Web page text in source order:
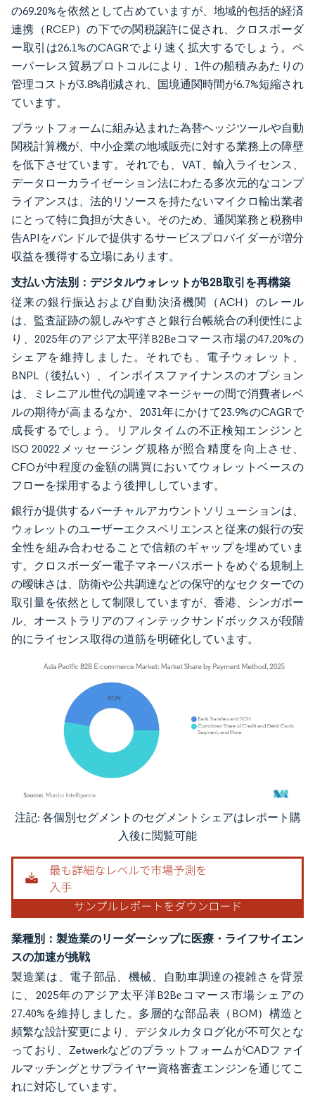
の69.20%を依然として占めていますが、地域的包括的経済
連携（RCEP）の下での関税譲許に促され、クロスボーダ
ー取引は26.1%のCAGRでより速く拡大するでしょう。ペ
ーパーレス貿易プロトコルにより、1件の船積みあたりの
管理コストが3.8%削減され、国境通関時間が6.7%短縮され
ています。
プラットフォームに組み込まれた為替ヘッジツールや自動
関税計算機が、中小企業の地域販売に対する業務上の障壁
を低下させています。それでも、VAT、輸入ライセンス、
データローカライゼーション法にわたる多次元的なコンプ
ライアンスは、法的リソースを持たないマイクロ輸出業者
にとって特に負担が大きい。そのため、通関業務と税務申
告APIをバンドルで提供するサービスプロバイダーが増分
収益を獲得する立場にあります。
支払い方法別：デジタルウォレットがB2B取引を再構築
従来の銀行振込および自動決済機関（ACH）のレール
は、監査証跡の親しみやすさと銀行台帳統合の利便性によ
り、2025年のアジア太平洋B2Bеコマース市場の47.20%の
シェアを維持しました。それでも、電子ウォレット、
BNPL（後払い）、インボイスファイナンスのオプション
は、ミレニアル世代の調達マネージャーの間で消費者レベ
ルの期待が高まるなか、2031年にかけて23.9%のCAGRで
成長するでしょう。リアルタイムの不正検知エンジンと
ISO 20022メッセージング規格が照合精度を向上させ、
CFOが中程度の金額の購買においてウォレットベースの
フローを採用するよう後押ししています。
銀行が提供するバーチャルアカウントソリューションは、
ウォレットのユーザーエクスペリエンスと従来の銀行の安
全性を組み合わせることで信頼のギャップを埋めていま
す。クロスボーダー電子マネーパスポートをめぐる規制上
の曖昧さは、防衛や公共調達などの保守的なセクターでの
取引量を依然として制限していますが、香港、シンガポー
ル、オーストラリアのフィンテックサンドボックスが段階
的にライセンス取得の道筋を明確化しています。
画像 © Mordor Intelligence。再利用にはCC BY 4.0の表示が必要です。
注記: 各個別セグメントのセグメントシェアはレポート購
入後に閲覧可能
業種別：製造業のリーダーシップに医療・ライフサイエン
スの加速が挑戦
製造業は、電子部品、機械、自動車調達の複雑さを背景
に、2025年のアジア太平洋B2Bеコマース市場シェアの
27.40%を維持しました。多層的な部品表（BOM）構造と
頻繁な設計変更により、デジタルカタログ化が不可欠とな
っており、ZetwerkなどのプラットフォームがCADファイ
ルマッチングとサプライヤー資格審査エンジンを通じてこ
れに対応しています。